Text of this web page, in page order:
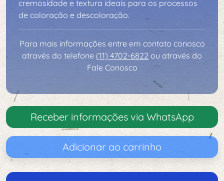
cremosidade e textura ideais para os processos
de coloração e descoloração.
Para mais informações entre em contato conosco
através do telefone (11) 4702-6822 ou através do
Fale Conosco
Receber informações via WhatsApp
Adicionar ao carrinho